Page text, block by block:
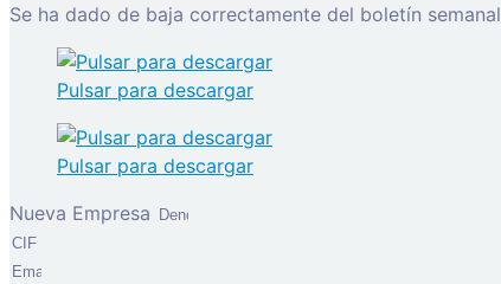
Se ha dado de baja correctamente del boletín semanal
Pulsar para descargar
Pulsar para descargar
Nueva Empresa